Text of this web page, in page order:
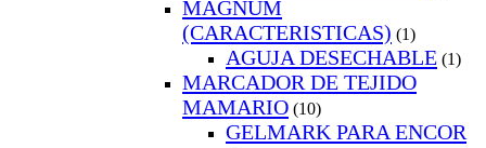
MAGNUM
(CARACTERISTICAS) (1)
AGUJA DESECHABLE (1)
MARCADOR DE TEJIDO
MAMARIO (10)
GELMARK PARA ENCOR